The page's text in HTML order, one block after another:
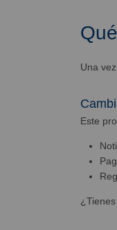
Una
Este